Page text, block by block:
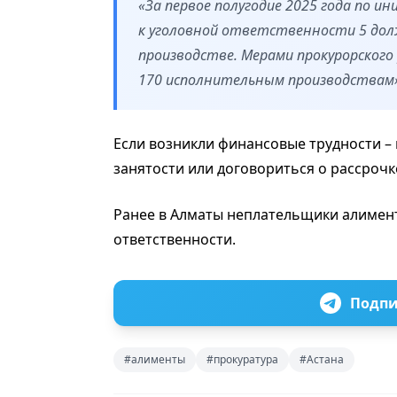
«За первое полугодие 2025 года по
к уголовной ответственности 5
производстве. Мерами
170 исполнительным
Если возникли финансовые трудности
занятости или договориться о
Ранее в Алматы неплательщики
ответственности.
#алименты #прокуратура #Астана